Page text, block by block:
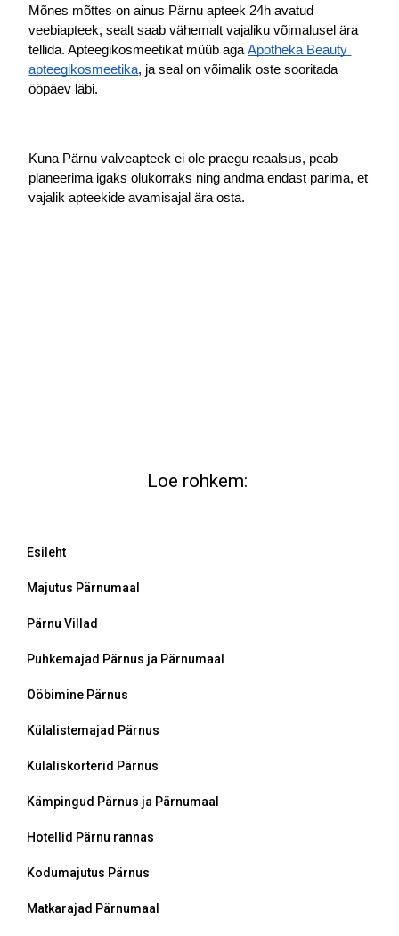
Mõnes mõttes on ainus Pärnu apteek 24h avatud
veebiapteek, sealt saab vähemalt vajaliku võimalusel ära
tellida. Apteegikosmeetikat müüb aga Apotheka Beauty
apteegikosmeetika, ja seal on võimalik oste sooritada
ööpäev läbi.
Kuna Pärnu valveapteek ei ole praegu reaalsus, peab
planeerima igaks olukorraks ning andma endast parima, et
vajalik apteekide avamisajal ära osta.
Loe rohkem:
Esileht
Majutus Pärnumaal
Pärnu Villad
Puhkemajad Pärnus ja Pärnumaal
Ööbimine Pärnus
Külalistemajad Pärnus
Külaliskorterid Pärnus
Kämpingud Pärnus ja Pärnumaal
Hotellid Pärnu rannas
Kodumajutus Pärnus
Matkarajad Pärnumaal